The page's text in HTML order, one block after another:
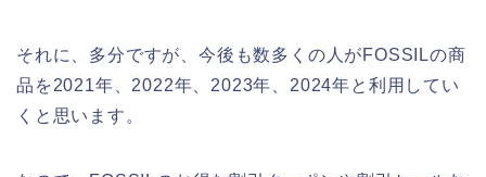
それに、多分ですが、今後も数多くの人がFOSSILの商
品を2021年、2022年、2023年、2024年と利用してい
くと思います。